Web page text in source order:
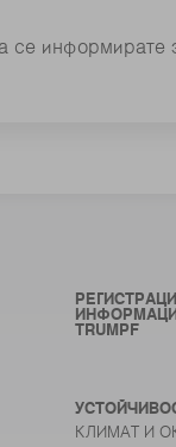
се информирате
TRUMPF
КЛИМАТ И